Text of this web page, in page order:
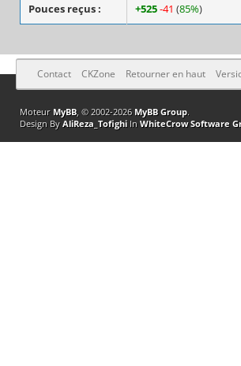
Pouces reçus : +525-41 (85%)
Contact CKZone Retourner en haut
Moteur MyBB, © 2002-2026 MyBB Group.
Design By AliReza_TofighiIn WhiteCrow Software